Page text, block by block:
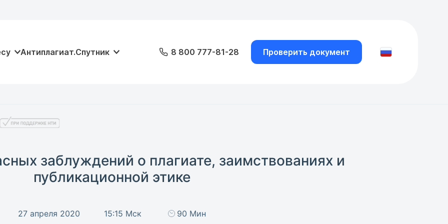
Антиплагиат.Спутник 8 800 777-81-28 Проверить документ
заблуждений о плагиате, заимствованиях и
публикационной этике
27 апреля 2020 15:15 Мск 90 Мин